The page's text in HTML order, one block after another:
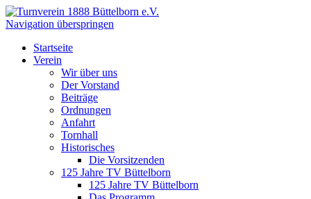
Navigation überspringen
Startseite
Verein
Wir über uns
Der Vorstand
Beiträge
Ordnungen
Anfahrt
Tornhall
Historisches
Die Vorsitzenden
125 Jahre TV Büttelborn
125 Jahre TV Büttelborn